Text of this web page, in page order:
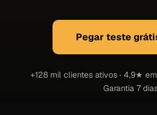
Pegar teste
+128 mil clientes ativos · 4,9★
Garantia 7